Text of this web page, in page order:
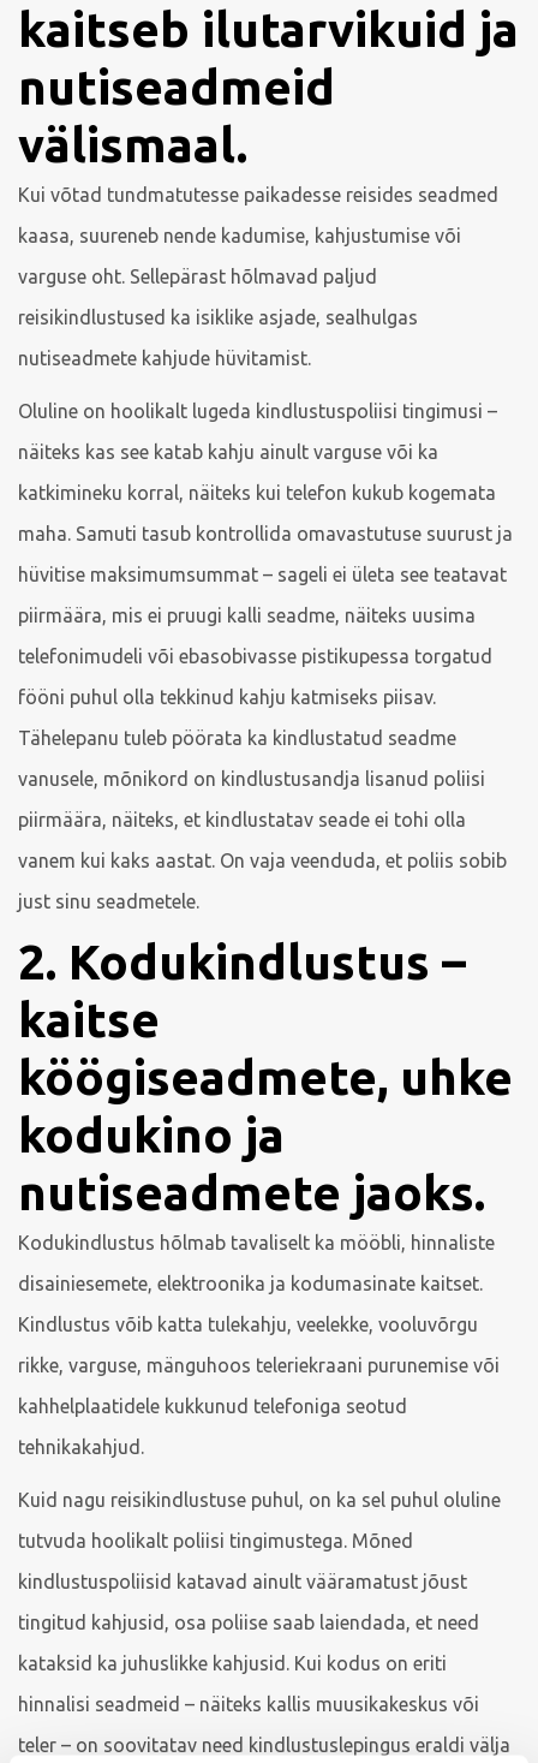
kaitseb ilutarvikuid ja
nutiseadmeid
välismaal.
Kui võtad tundmatutesse paikadesse reisides seadmed
kaasa, suureneb nende kadumise, kahjustumise või
varguse oht. Sellepärast hõlmavad paljud
reisikindlustused ka isiklike asjade, sealhulgas
nutiseadmete kahjude hüvitamist.
Oluline on hoolikalt lugeda kindlustuspoliisi tingimusi –
näiteks kas see katab kahju ainult varguse või ka
katkimineku korral, näiteks kui telefon kukub kogemata
maha. Samuti tasub kontrollida omavastutuse suurust ja
hüvitise maksimumsummat – sageli ei ületa see teatavat
piirmäära, mis ei pruugi kalli seadme, näiteks uusima
telefonimudeli või ebasobivasse pistikupessa torgatud
fööni puhul olla tekkinud kahju katmiseks piisav.
Tähelepanu tuleb pöörata ka kindlustatud seadme
vanusele, mõnikord on kindlustusandja lisanud poliisi
piirmäära, näiteks, et kindlustatav seade ei tohi olla
vanem kui kaks aastat. On vaja veenduda, et poliis sobib
just sinu seadmetele.
2. Kodukindlustus –
kaitse
köögiseadmete, uhke
kodukino ja
nutiseadmete jaoks.
Kodukindlustus hõlmab tavaliselt ka mööbli, hinnaliste
disainiesemete, elektroonika ja kodumasinate kaitset.
Kindlustus võib katta tulekahju, veelekke, vooluvõrgu
rikke, varguse, mänguhoos teleriekraani purunemise või
kahhelplaatidele kukkunud telefoniga seotud
tehnikakahjud.
Kuid nagu reisikindlustuse puhul, on ka sel puhul oluline
tutvuda hoolikalt poliisi tingimustega. Mõned
kindlustuspoliisid katavad ainult vääramatust jõust
tingitud kahjusid, osa poliise saab laiendada, et need
kataksid ka juhuslikke kahjusid. Kui kodus on eriti
hinnalisi seadmeid – näiteks kallis muusikakeskus või
teler – on soovitatav need kindlustuslepingus eraldi välja